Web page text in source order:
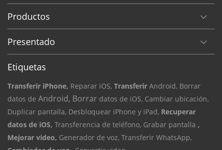
Productos
Presentado
Etiquetas
Transferir iPhone, Reparar iOS, Transferir Android, Borrar
datos de Android, Borrar datos de iOS, Cambiar ubicación,
Duplicar pantalla, Desbloquear iPhone y iPad, Recuperar
datos de iOS, Transferencia de teléfono, Grabar pantalla ,
Mejorar video, Generador de voz, Transferir WhatsApp,